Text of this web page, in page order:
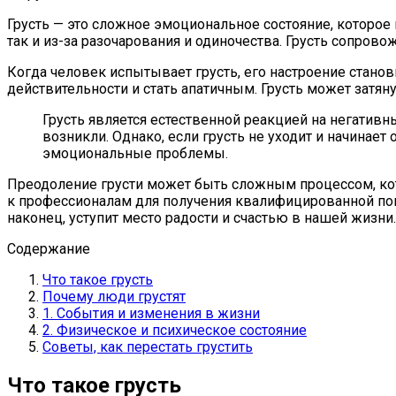
Грусть — это сложное эмоциональное состояние,
так и из-за разочарования и одиночества. Грусть
Когда человек испытывает грусть, его настроение
действительности и стать апатичным. Грусть может
Грусть является естественной реакцией на
возникли. Однако, если грусть не уходит и
эмоциональные проблемы.
Преодоление грусти может быть сложным процессом,
к профессионалам для получения квалифицированной
наконец, уступит место радости и счастью в нашей жизни.
Содержание
Что такое грусть
Почему люди грустят
1. События и изменения в жизни
2. Физическое и психическое состояние
Советы, как перестать грустить
Что такое грусть